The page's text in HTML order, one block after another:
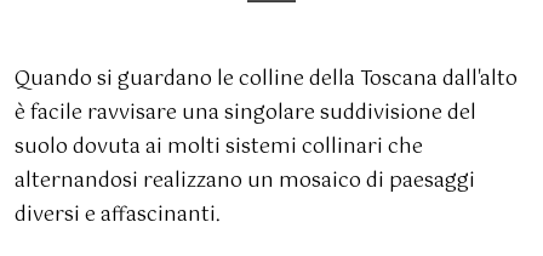
Quando si guardano le colline della Toscana dall'alto
è facile ravvisare una singolare suddivisione del
suolo dovuta ai molti sistemi collinari che
alternandosi realizzano un mosaico di paesaggi
diversi e affascinanti.